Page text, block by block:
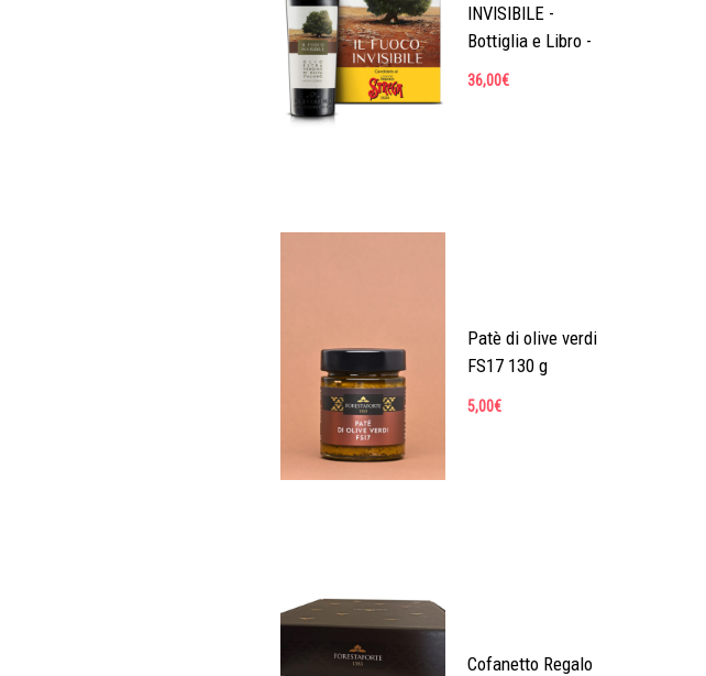
INVISIBILE -
Bottiglia e Libro -
36,00€
Patè di olive verdi
FS17 130 g
5,00€
Cofanetto Regalo